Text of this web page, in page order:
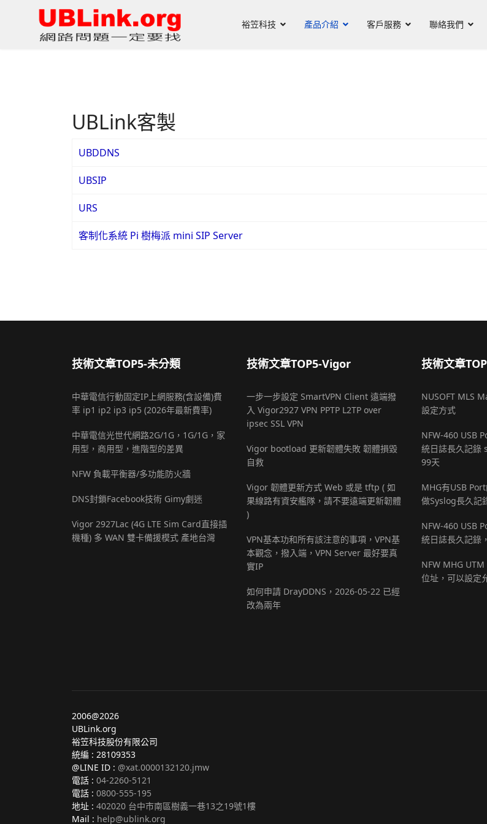
裕笠科技 產品介紹 客戶服務 聯絡我們
UBLink客製
UBDDNS
UBSIP
URS
客制化系統 Pi 樹梅派 mini SIP Server
技術文章TOP5-未分類
中華電信行動固定IP上網服務(含設備)費
率 ip1 ip2 ip3 ip5 (2026年最新費率)
中華電信光世代網路2G/1G，1G/1G，家
用型，商用型，進階型的差異
NFW 負載平衡器/多功能防火牆
DNS封鎖Facebook技術 Gimy劇迷
Vigor 2927Lac (4G LTE Sim Card直接插
機種) 多 WAN 雙卡備援模式 產地台灣
技術文章TOP5-Vigor
一步一步設定 SmartVPN Client 遠端撥
入 Vigor2927 VPN PPTP L2TP over
ipsec SSL VPN
Vigor bootload 更新韌體失敗 韌體損毀
自救
Vigor 韌體更新方式 Web 或是 tftp ( 如
果線路有資安艦隊，請不要遠端更新韌體
)
VPN基本功和所有該注意的事項，VPN基
本觀念，撥入端，VPN Server 最好要真
實IP
如何申請 DrayDDNS，2026-05-22 已經
改為兩年
技術文章
NUSOFT MLS
設定方式
NFW-460 USB
統日誌長久記錄
99天
MHG有USB
做Syslog長久記
NFW-460 USB
統日誌長久記錄
NFW MHG
位址，可以設定
2006@2026
UBLink.org
裕笠科技股份有限公司
統編 : 28109353
@LINE ID : @xat.0000132120.jmw
電話 : 04-2260-5121
電話 : 0800-555-195
地址 : 402020 台中市南區樹義一巷13之19號1樓
Mail : help@ublink.org